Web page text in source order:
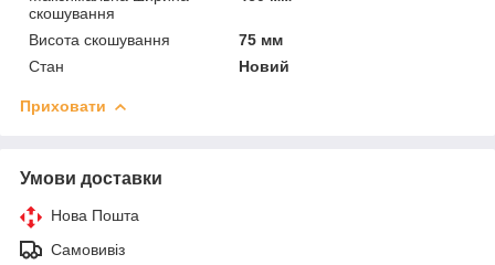
скошування
Висота скошування
75 мм
Стан
Новий
Приховати
Умови доставки
Нова Пошта
Самовивіз